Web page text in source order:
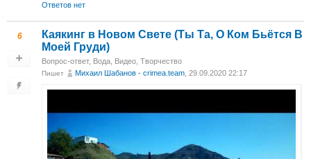
Ответов нет
6
Каякинг в Новом Свете (Ты Та, О Ком Бьётся В
Моей Груди)
Вопрос-ответ, Вода, Видео, Творчество
Пишет Михаил Шабанов - crimea.team, 29.09.2020 22:17